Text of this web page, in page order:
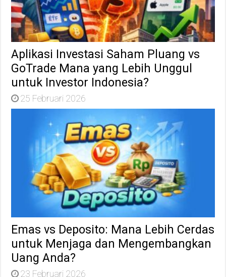
Aplikasi Investasi Saham Pluang vs
GoTrade Mana yang Lebih Unggul
untuk Investor Indonesia?
25 Februari 2026
Emas vs Deposito: Mana Lebih Cerdas
untuk Menjaga dan Mengembangkan
Uang Anda?
23 Februari 2026